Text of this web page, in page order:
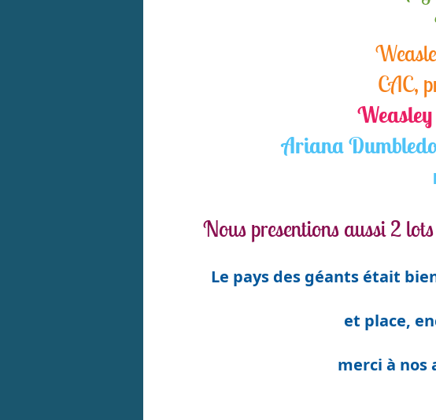
CAC,
Ariana
Nous presentions aussi 2
Le pays des géants était
et place,
merci à nos